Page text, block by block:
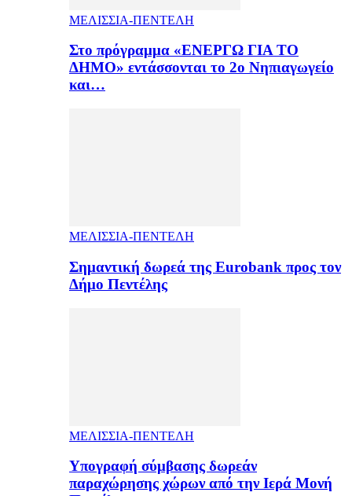
ΜΕΛΙΣΣΙΑ-ΠΕΝΤΕΛΗ
Στο πρόγραμμα «ΕΝΕΡΓΩ ΓΙΑ ΤΟ
ΔΗΜΟ» εντάσσονται το 2ο Νηπιαγωγείο
και…
ΜΕΛΙΣΣΙΑ-ΠΕΝΤΕΛΗ
Σημαντική δωρεά της Eurobank προς τον
Δήμο Πεντέλης
ΜΕΛΙΣΣΙΑ-ΠΕΝΤΕΛΗ
Υπογραφή σύμβασης δωρεάν
παραχώρησης χώρων από την Ιερά Μονή